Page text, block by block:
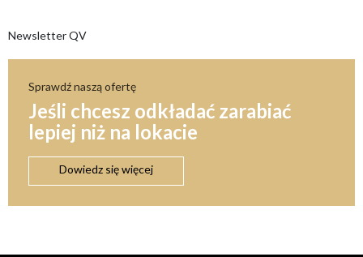
Newsletter QV
Sprawdź naszą ofertę
Jeśli chcesz odkładać zarabiać
lepiej niż na lokacie
Dowiedz się więcej